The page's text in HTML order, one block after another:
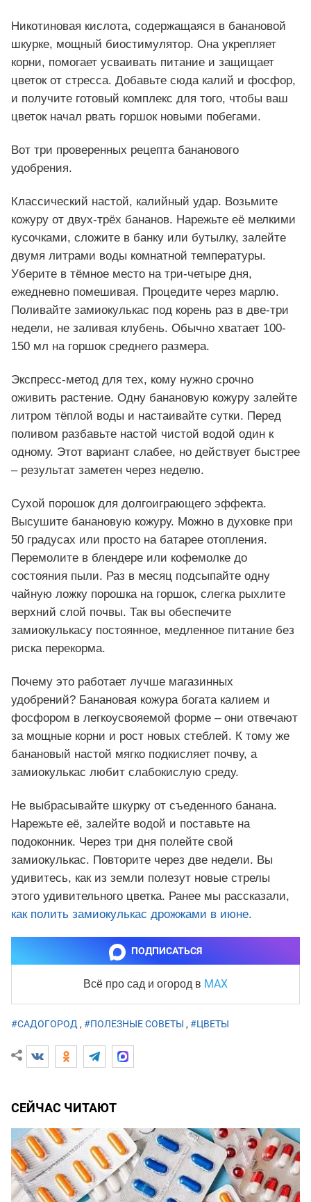
Никотиновая кислота, содержащаяся в банановой
шкурке, мощный биостимулятор. Она укрепляет
корни, помогает усваивать питание и защищает
цветок от стресса. Добавьте сюда калий и фосфор,
и получите готовый комплекс для того, чтобы ваш
цветок начал рвать горшок новыми побегами.
Вот три проверенных рецепта бананового
удобрения.
Классический настой, калийный удар. Возьмите
кожуру от двух-трёх бананов. Нарежьте её мелкими
кусочками, сложите в банку или бутылку, залейте
двумя литрами воды комнатной температуры.
Уберите в тёмное место на три-четыре дня,
ежедневно помешивая. Процедите через марлю.
Поливайте замиокулькас под корень раз в две-три
недели, не заливая клубень. Обычно хватает 100-
150 мл на горшок среднего размера.
Экспресс-метод для тех, кому нужно срочно
оживить растение. Одну банановую кожуру залейте
литром тёплой воды и настаивайте сутки. Перед
поливом разбавьте настой чистой водой один к
одному. Этот вариант слабее, но действует быстрее
– результат заметен через неделю.
Сухой порошок для долгоиграющего эффекта.
Высушите банановую кожуру. Можно в духовке при
50 градусах или просто на батарее отопления.
Перемолите в блендере или кофемолке до
состояния пыли. Раз в месяц подсыпайте одну
чайную ложку порошка на горшок, слегка рыхлите
верхний слой почвы. Так вы обеспечите
замиокулькасу постоянное, медленное питание без
риска перекорма.
Почему это работает лучше магазинных
удобрений? Банановая кожура богата калием и
фосфором в легкоусвояемой форме – они отвечают
за мощные корни и рост новых стеблей. К тому же
банановый настой мягко подкисляет почву, а
замиокулькас любит слабокислую среду.
Не выбрасывайте шкурку от съеденного банана.
Нарежьте её, залейте водой и поставьте на
подоконник. Через три дня полейте свой
замиокулькас. Повторите через две недели. Вы
удивитесь, как из земли полезут новые стрелы
этого удивительного цветка. Ранее мы рассказали,
как полить замиокулькас дрожжами в июне.
ПОДПИСАТЬСЯ
Всё про сад и огород в MAX
#САДОГОРОД, #ПОЛЕЗНЫЕ СОВЕТЫ , #ЦВЕТЫ
СЕЙЧАС ЧИТАЮТ